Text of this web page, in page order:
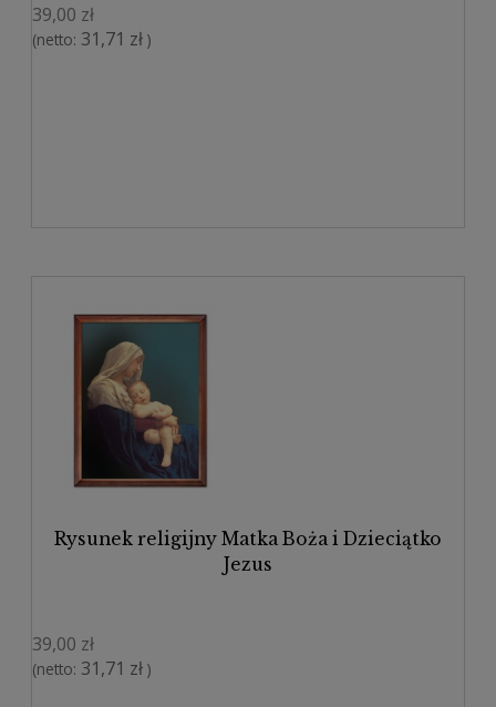
39,00 zł
(netto: 31,71 zł )
Rysunek religijny Matka Boża i Dzieciątko
Jezus
39,00 zł
(netto: 31,71 zł )